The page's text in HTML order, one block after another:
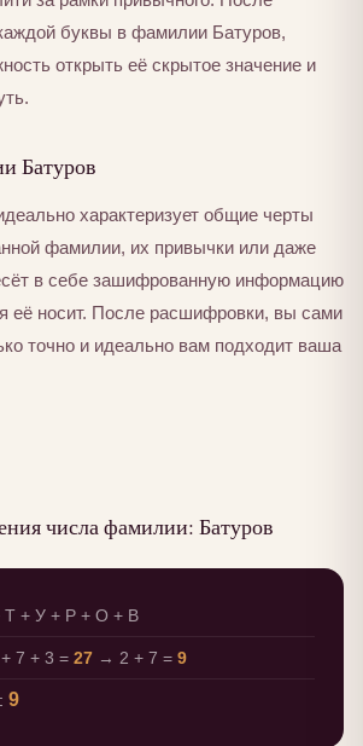
буквы в фамилии Батуров,
открыть её скрытое значение и
Батуров
характеризует общие черты
фамилии, их привычки или даже
в себе зашифрованную информацию
её носит. После расшифровки, вы сами
точно и идеально вам подходит ваша
числа фамилии: Батуров
Т + У + Р + О + В
7 + 3 = 27 → 2 + 7 = 9
9